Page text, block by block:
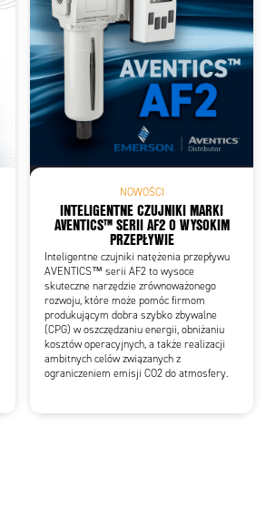
NOWOŚCI
INTELIGENTNE CZUJNIKI MARKI
AVENTICS™ SERII AF2 O WYSOKIM
PRZEPŁYWIE
Inteligentne czujniki natężenia przepływu
AVENTICS™ serii AF2 to wysoce
skuteczne narzędzie zrównoważonego
rozwoju, które może pomóc firmom
produkującym dobra szybko zbywalne
(CPG) w oszczędzaniu energii, obniżaniu
kosztów operacyjnych, a także realizacji
ambitnych celów związanych z
ograniczeniem emisji CO2 do atmosfery.